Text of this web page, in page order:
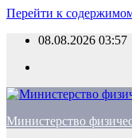
Перейти к
08.08.2026 03:57
Министерство